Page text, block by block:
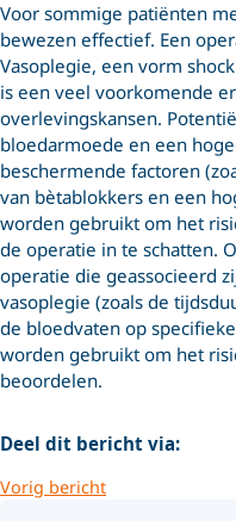
Voor sommige patiënten
bewezen effectief. Een
Vasoplegie, een vorm
is een veel voorkomende
overlevingskansen.
bloedarmoede en een
beschermende factoren
van bètablokkers en een
worden gebruikt om het
de operatie in te schatten.
operatie die geassocieerd
vasoplegie (zoals de
de bloedvaten op
worden gebruikt om het
beoordelen.
Deel dit bericht via:
Vorig bericht